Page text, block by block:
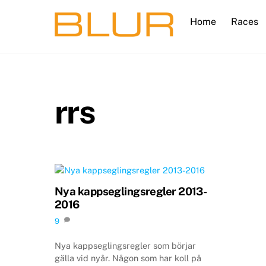
Home Races
rrs
Nya kappseglingsregler 2013-
2016
9
Nya kappseglingsregler som börjar
gälla vid nyår. Någon som har koll på